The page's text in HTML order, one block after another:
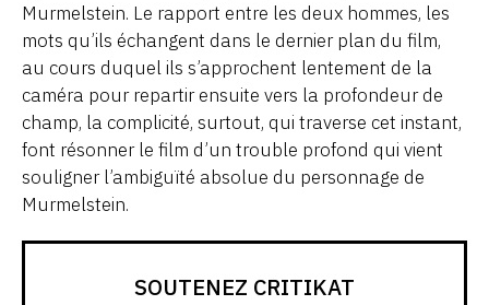
Murmelstein. Le rapport entre les deux hommes, les
mots qu’ils échangent dans le dernier plan du film,
au cours duquel ils s’approchent lentement de la
caméra pour repartir ensuite vers la profondeur de
champ, la complicité, surtout, qui traverse cet instant,
font résonner le film d’un trouble profond qui vient
souligner l’ambiguïté absolue du personnage de
Murmelstein.
SOUTENEZ CRITIKAT